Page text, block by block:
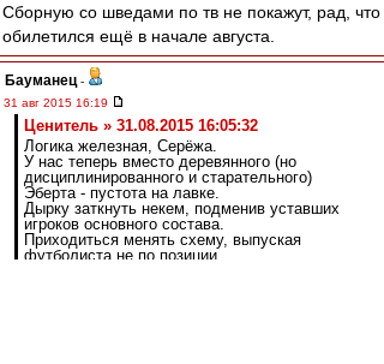
Сборную со шведами по тв не покажут, рад, что
обилетился ещё в начале августа.
Бауманец -
31 авг 2015 16:19
Ценитель » 31.08.2015 16:05:32
Логика железная, Серёжа.
У нас теперь вместо деревянного (но
дисциплинированного и старательного)
Эберта - пустота на лавке.
Дырку заткнуть некем, подменив уставших
игроков основного состава.
Приходиться менять схему, выпуская
футболиста не по позиции.